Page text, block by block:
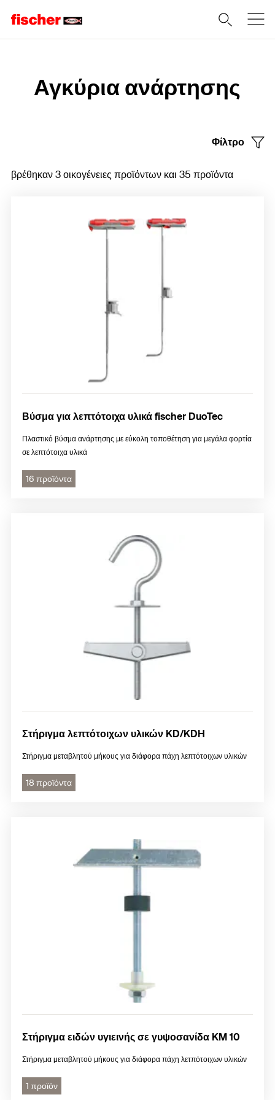
Αγκύρια ανάρτησης
Φίλτρο
βρέθηκαν 3 οικογένειες προϊόντων και 35 προϊόντα
Βύσμα για λεπτότοιχα υλικά fischer DuoTec
Πλαστικό βύσμα ανάρτησης με εύκολη τοποθέτηση για μεγάλα φορτία
σε λεπτότοιχα υλικά
16 προϊόντα
Στήριγμα λεπτότοιχων υλικών KD/KDH
Στήριγμα μεταβλητού μήκους για διάφορα πάχη λεπτότοιχων υλικών
18 προϊόντα
Στήριγμα ειδών υγιεινής σε γυψοσανίδα KM 10
Στήριγμα μεταβλητού μήκους για διάφορα πάχη λετπότοιχων υλικών
1 προϊόν